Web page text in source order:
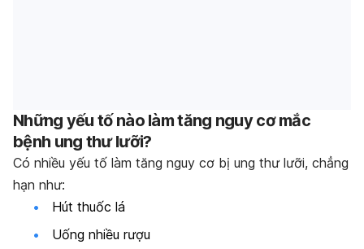
Những yếu tố nào làm tăng nguy cơ mắc
bệnh ung thư lưỡi?
Có nhiều yếu tố làm tăng nguy cơ bị ung thư lưỡi, chẳng
hạn như:
Hút thuốc lá
Uống nhiều rượu